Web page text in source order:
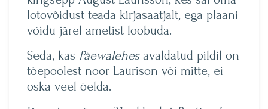
lotovõidust teada kirjasaatjalt, ega plaani
võidu järel ametist loobuda.
Seda, kas Päewalehes avaldatud pildil on
tõepoolest noor Laurison või mitte, ei
oska veel öelda.